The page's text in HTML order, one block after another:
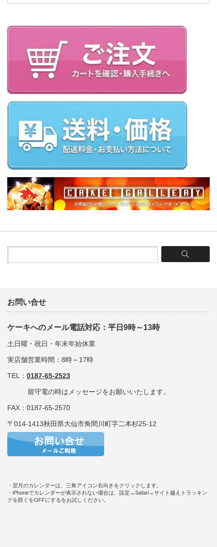
お問い合せ
ケーキへのメール電話対応：平日9時～13時
土日曜・祝日・年末年始休業
実店舗営業時間：8時～17時
TEL： 0187-65-2523
留守電の時はメッセージをお願いいたします。
FAX：0187-65-2570
〒014-1413秋田県大仙市角間川町字二本杉25-12
・翌月のカレンダーは、三角アイコン右向きをクリックします。
・iPhoneでカレンダーが表示されない場合は、設定→Safari→サイト越えトラッキン
グを防ぐをOFFにするをお試しください。